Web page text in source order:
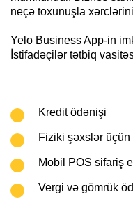
neçə toxunuşla
Yelo Business App-in
İstifadəçilər tətbiq
Kredit ödənişi
Fiziki şəxslər üçün
Mobil POS sifariş
Vergi və gömrük